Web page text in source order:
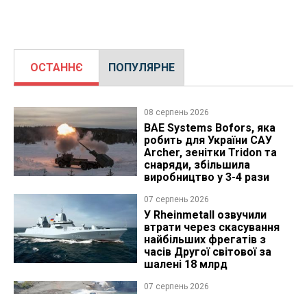
ОСТАННЄ ПОПУЛЯРНЕ
08 серпень 2026
BAE Systems Bofors, яка
робить для України САУ
Archer, зенітки Tridon та
снаряди, збільшила
виробництво у 3-4 рази
07 серпень 2026
У Rheinmetall озвучили
втрати через скасування
найбільших фрегатів з
часів Другої світової за
шалені 18 млрд
07 серпень 2026